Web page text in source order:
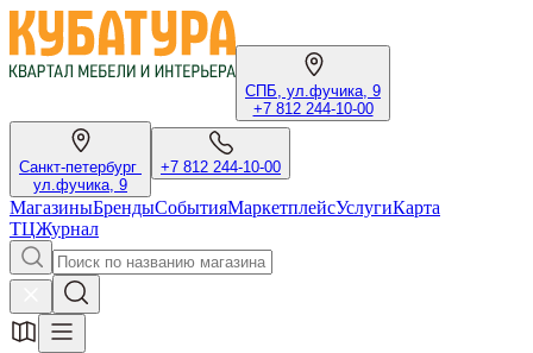
СПБ, ул.фучика, 9
+7 812 244-10-00
Санкт-петербург
ул.фучика, 9
+7 812 244-10-00
МагазиныБрендыСобытияМаркетплейсУслугиКарта
ТЦЖурнал